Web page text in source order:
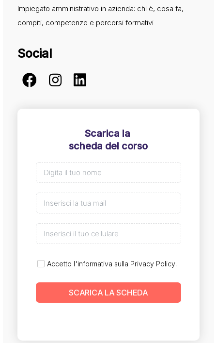
Impiegato amministrativo in azienda: chi è, cosa fa,
compiti, competenze e percorsi formativi
Social
Scarica la
scheda del corso
Accetto l'informativa sulla Privacy Policy.
SCARICA LA SCHEDA